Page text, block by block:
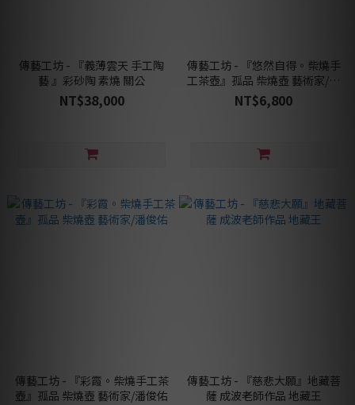
傳藝工坊 - 『義薄雲天 手工陶
藝 』彩砂陶 素燒 關公
NT$38,000
傳藝工坊 - 『悠然自得。柴燒手
工茶壺』孤品 柴燒壺 藝術家/潘
俊佑
NT$6,800
傳藝工坊 - 『彩霞。柴燒手工茶
壺』孤品 柴燒壺 藝術家/潘俊佑
傳藝工坊 - 『慈悲大願』地藏菩
薩 成波老師作品 地藏王